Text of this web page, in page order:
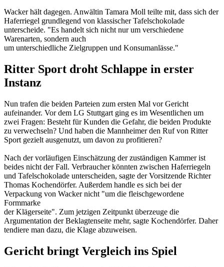
Wacker hält dagegen. Anwältin Tamara Moll teilte mit, dass sich der
Haferriegel grundlegend von klassischer Tafelschokolade
unterscheide. "Es handelt sich nicht nur um verschiedene
Warenarten, sondern auch
um unterschiedliche Zielgruppen und Konsumanlässe."
Ritter Sport droht Schlappe in erster
Instanz
Nun trafen die beiden Parteien zum ersten Mal vor Gericht
aufeinander. Vor dem LG Stuttgart ging es im Wesentlichen um
zwei Fragen: Besteht für Kunden die Gefahr, die beiden Produkte
zu verwechseln? Und haben die Mannheimer den Ruf von Ritter
Sport gezielt ausgenutzt, um davon zu profitieren?
Nach der vorläufigen Einschätzung der zuständigen Kammer ist
beides nicht der Fall. Verbraucher könnten zwischen Haferriegeln
und Tafelschokolade unterscheiden, sagte der Vorsitzende Richter
Thomas Kochendörfer. Außerdem handle es sich bei der
Verpackung von Wacker nicht "um die fleischgewordene
Formmarke
der Klägerseite". Zum jetzigen Zeitpunkt überzeuge die
Argumentation der Beklagtenseite mehr, sagte Kochendörfer. Daher
tendiere man dazu, die Klage abzuweisen.
Gericht bringt Vergleich ins Spiel